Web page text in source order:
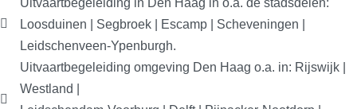
Loosduinen | Segbroek | Escamp | Scheveningen |
Leidschenveen-Ypenburgh.
Uitvaartbegeleiding omgeving Den Haag o.a. in: Rijswijk |
Westland |